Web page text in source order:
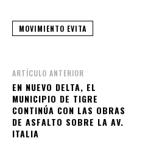
MOVIMIENTO EVITA
ARTÍCULO ANTERIOR
EN NUEVO DELTA, EL
MUNICIPIO DE TIGRE
CONTINÚA CON LAS OBRAS
DE ASFALTO SOBRE LA AV.
ITALIA